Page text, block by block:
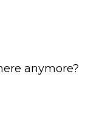
anymore?